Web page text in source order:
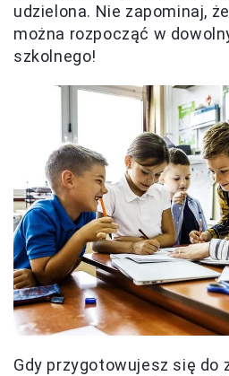
udzielona. Nie zapominaj,
można rozpocząć w
szkolnego!
Gdy przygotowujesz się do